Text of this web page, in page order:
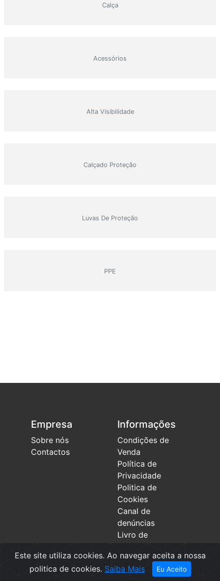
Calça
Acessórios
Alta Visibilidade
Calçado Proteção
Luvas De Proteção
PPE
Este site utiliza cookies. Ao navegar aceita a nossa
politica de cookies. Saiba Mais Eu Aceito
Empresa
Sobre nós
Contactos
Informações
Condições de
Venda
Política de
Privacidade
Politica de
Cookies
Canal de
denúncias
Livro de
SUBSCREVA A